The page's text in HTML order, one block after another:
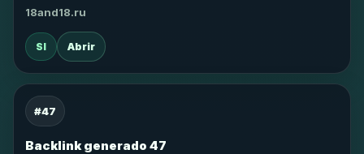
18and18.ru
SI Abrir
#47
Backlink generado 47